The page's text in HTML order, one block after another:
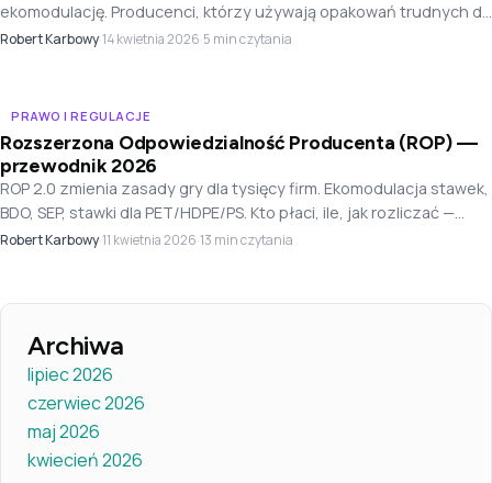
ekomodulację. Producenci, którzy używają opakowań trudnych do
recyklingu, zapłacą nawet 3-krotnie więcej niż za opakowania
Robert Karbowy·14 kwietnia 2026·5 min czytania
P
PRAWO I REGULACJE
Rozszerzona Odpowiedzialność Producenta (ROP) —
przewodnik 2026
ROP 2.0 zmienia zasady gry dla tysięcy firm. Ekomodulacja stawek,
BDO, SEP, stawki dla PET/HDPE/PS. Kto płaci, ile, jak rozliczać —
pełny przewodnik dla producentów.
Robert Karbowy·11 kwietnia 2026·13 min czytania
Archiwa
lipiec 2026
czerwiec 2026
maj 2026
kwiecień 2026